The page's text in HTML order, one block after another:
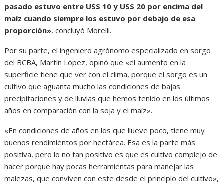
pasado estuvo entre US$ 10 y US$ 20 por encima del
maíz cuando siempre los estuvo por debajo de esa
proporción», concluyó Morelli.
Por su parte, el ingeniero agrónomo especializado en sorgo
del BCBA, Martín López, opinó que «el aumento en la
superficie tiene que ver con el clima, porque el sorgo es un
cultivo que aguanta mucho las condiciones de bajas
precipitaciones y de lluvias que hemos tenido en los últimos
años en comparación con la soja y el maíz».
«En condiciones de años en los que llueve poco, tiene muy
buenos rendimientos por hectárea. Esa es la parte más
positiva, pero lo no tan positivo es que es cultivo complejo de
hacer porque hay pocas herramientas para manejar las
malezas, que conviven con este desde el principio del cultivo»,